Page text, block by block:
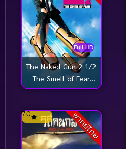
Full HD
The Naked Gun 2 1/2
The Smell of Fear
(1991) ปืนเปลือย ภาค
พากย์ไทย
7.0